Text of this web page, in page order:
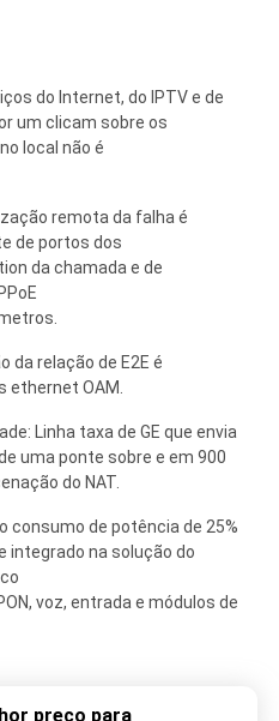
do Internet, do IPTV e de
um clicam sobre os
local não é
remota da falha é
de portos dos
da chamada e de
da relação de E2E é
ethernet OAM.
Linha taxa de GE que envia
uma ponte sobre e em 900
do NAT.
consumo de potência de 25%
na solução do
voz, entrada e módulos de
preço para